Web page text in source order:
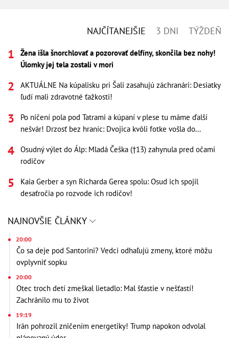
NAJČÍTANEJŠIE 3 DNI TÝŽDEŇ
Žena išla šnorchlovať a pozorovať delfíny, skončila bez nohy!
Úlomky jej tela zostali v mori
AKTUÁLNE Na kúpalisku pri Šali zasahujú záchranári: Desiatky
ľudí mali zdravotné ťažkosti!
Po ničení pola pod Tatrami a kúpaní v plese tu máme ďalší
nešvár! Drzosť bez hraníc: Dvojica kvôli fotke vošla do...
Osudný výlet do Álp: Mladá Češka (†13) zahynula pred očami
rodičov
Kaia Gerber a syn Richarda Gerea spolu: Osud ich spojil
desaťročia po rozvode ich rodičov!
NAJNOVŠIE ČLÁNKY
20:00
Čo sa deje pod Santorini? Vedci odhaľujú zmeny, ktoré môžu
ovplyvniť sopku
20:00
Otec troch detí zmeškal lietadlo: Mal šťastie v nešťastí!
Zachránilo mu to život
19:19
Irán pohrozil zničením energetiky! Trump napokon odvolal